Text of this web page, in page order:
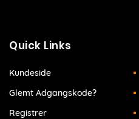
Quick Links
Kundeside
Glemt Adgangskode?
Registrer